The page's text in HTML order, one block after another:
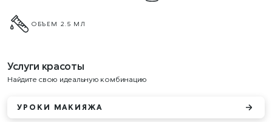
ОБЪЕМ 2.5 МЛ
Услуги красоты
Найдите свою идеальную комбинацию
УРОКИ МАКИЯЖА